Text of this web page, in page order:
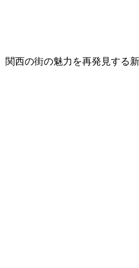
西の街の魅力を再発見する